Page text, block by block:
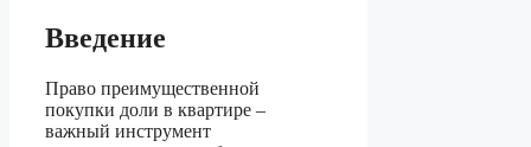
Введение
Право преимущественной
покупки доли в квартире –
важный инструмент